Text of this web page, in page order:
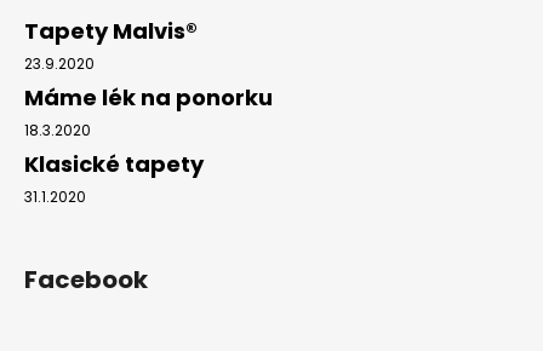
Tapety Malvis®
23.9.2020
Máme lék na ponorku
18.3.2020
Klasické tapety
31.1.2020
Facebook